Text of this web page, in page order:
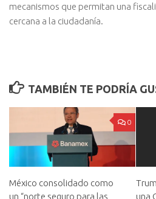
mecanismos que permitan una
cercana a la ciudadanía.
TAMBIÉN TE PODRÍA
0
México consolidado como
un “norte seguro para las
una